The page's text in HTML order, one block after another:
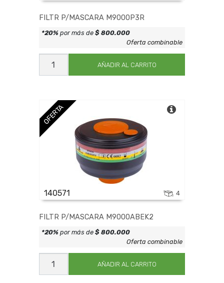
FILTR P/MASCARA M9000P3R
FILTR
P/MASCARA
M9000P3R
AÑADIR AL CARRITO
*20%por más de $ 800.000
Oferta combinable
OFERTA
140571 4
FILTR P/MASCARA M9000ABEK2
FILTR
P/MASCARA
M9000ABEK2
AÑADIR AL CARRITO
*20%por más de $ 800.000
Oferta combinable